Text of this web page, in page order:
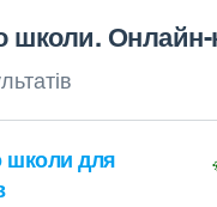
школи. Онлайн-
школи для